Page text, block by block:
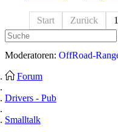
Start Zurück 1
Moderatoren: OffRoad-
Forum
Drivers - Pub
Smalltalk